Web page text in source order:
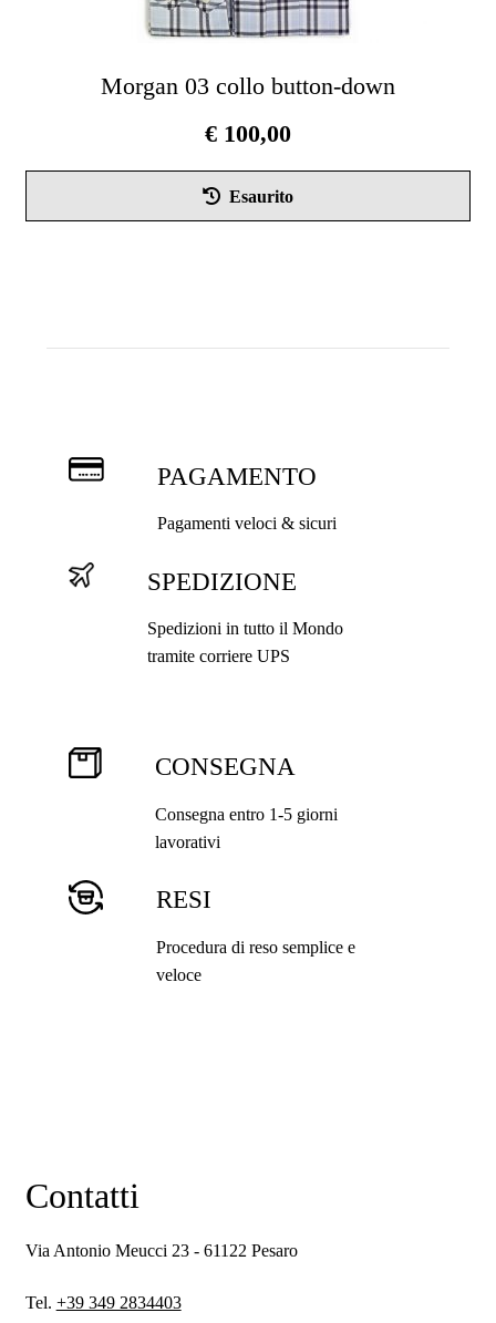
Morgan 03 collo button-down
€ 100,00
Esaurito
PAGAMENTO
Pagamenti veloci & sicuri
SPEDIZIONE
Spedizioni in tutto il Mondo
tramite corriere UPS
CONSEGNA
Consegna entro 1-5 giorni
lavorativi
RESI
Procedura di reso semplice e
veloce
Contatti
Via Antonio Meucci 23 - 61122 Pesaro
Tel. +39 349 2834403